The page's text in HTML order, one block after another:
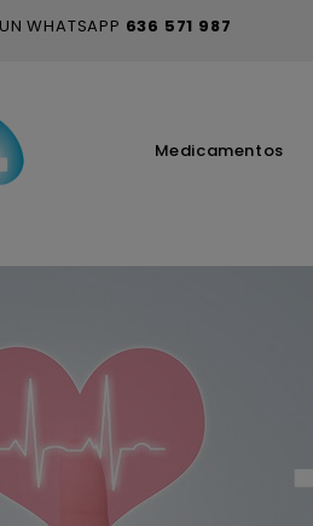
WHATSAPP 636 571 987
Medicamentos